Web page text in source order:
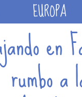
EUROPA